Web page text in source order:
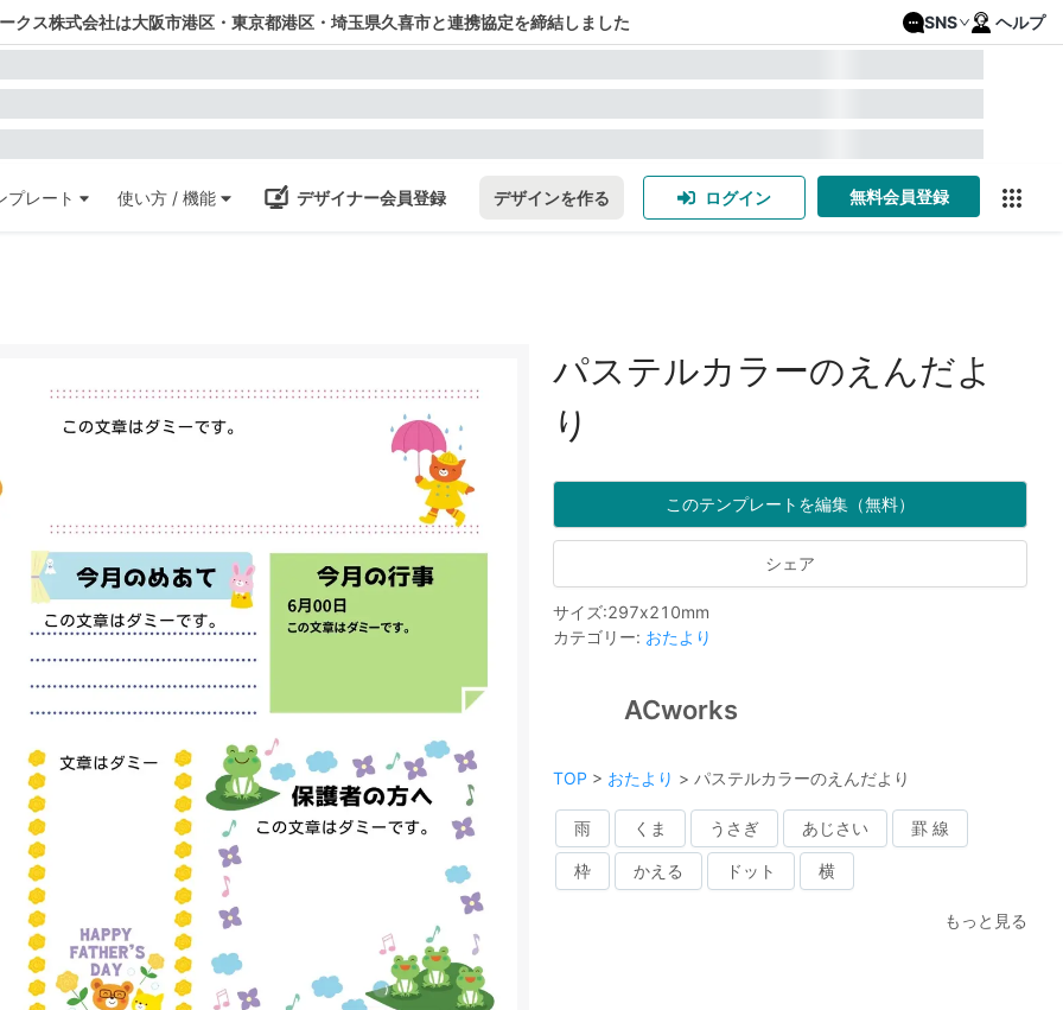
クス株式会社は大阪市港区・東京都港区・埼玉県久喜市と連携協定を締結しました SNS ヘルプ
プレート 使い方 / 機能 デザイナー会員登録 デザインを作る ログイン 無料会員登録
パステルカラーのえんだよ
り
このテンプレートを編集（無料）
シェア
サイズ:297x210mm
カテゴリー: おたより
ACworks
TOP > おたより > パステルカラーのえんだより
雨 くま うさぎ あじさい 罫 線
枠 かえる ドット 横
もっと見る